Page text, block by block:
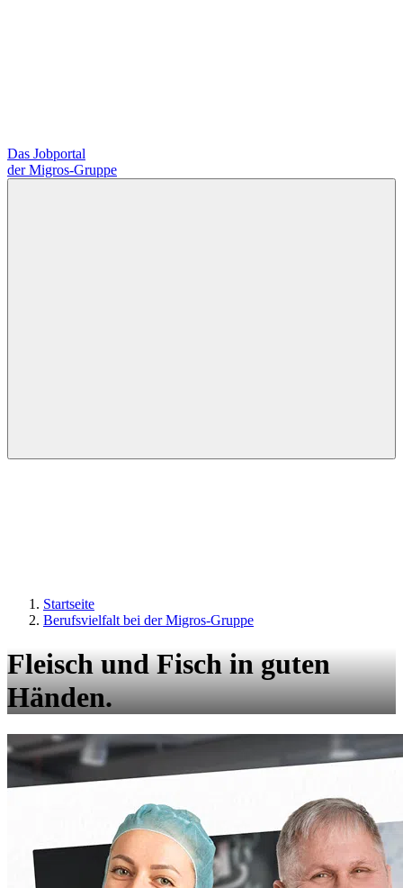
Das Jobportal
der Migros-Gruppe
Startseite
Berufsvielfalt bei der Migros-Gruppe
Fleisch und Fisch in guten
Händen.